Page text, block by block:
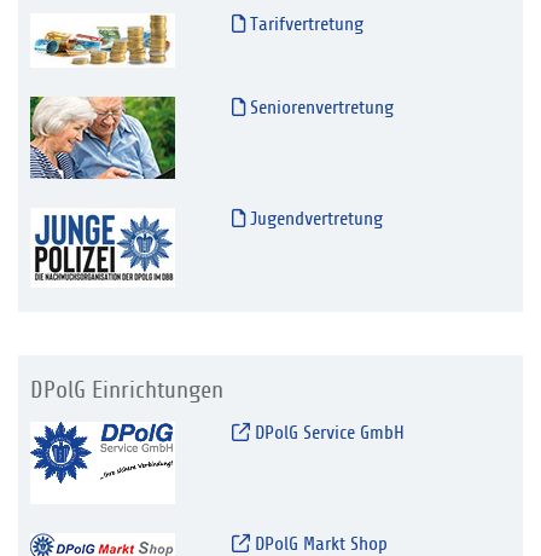
Tarifvertretung
Seniorenvertretung
Jugendvertretung
DPolG Einrichtungen
DPolG Service GmbH
DPolG Markt Shop